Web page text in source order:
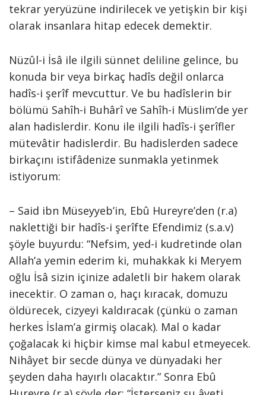
tekrar yeryüzüne indirilecek ve yetişkin bir kişi
olarak insanlara hitap edecek demektir.
Nüzûl-i İsâ ile ilgili sünnet deliline gelince, bu
konuda bir veya birkaç hadîs değil onlarca
hadîs-i şerîf mevcuttur. Ve bu hadîslerin bir
bölümü Sahîh-i Buhârî ve Sahîh-i Müslim’de yer
alan hadislerdir. Konu ile ilgili hadîs-i şerîfler
mütevâtir hadislerdir. Bu hadislerden sadece
birkaçını istifâdenize sunmakla yetinmek
istiyorum:
– Said ibn Müseyyeb’in, Ebû Hureyre’den (r.a)
naklettiği bir hadîs-i şerîfte Efendimiz (s.a.v)
şöyle buyurdu: “Nefsim, yed-i kudretinde olan
Allah’a yemin ederim ki, muhakkak ki Meryem
oğlu İsâ sizin içinize adaletli bir hakem olarak
inecektir. O zaman o, haçı kıracak, domuzu
öldürecek, cizyeyi kaldıracak (çünkü o zaman
herkes İslam’a girmiş olacak). Mal o kadar
çoğalacak ki hiçbir kimse mal kabul etmeyecek.
Nihâyet bir secde dünya ve dünyadaki her
şeyden daha hayırlı olacaktır.” Sonra Ebû